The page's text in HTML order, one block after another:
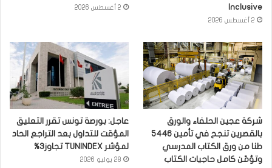
Inclusive
2 أغسطس 2026
2 أغسطس 2026
شركة عجين الحلفاء والورق
بالقصرين تنجح في تأمين 5446
طنا من ورق الكتاب المدرسي
وتؤمّن كامل حاجيات الكتاب
عاجل: بورصة تونس تقرر التعليق
المؤقت للتداول بعد التراجع الحاد
لمؤشر TUNINDEX تجاوز3%
28 يوليو 2026